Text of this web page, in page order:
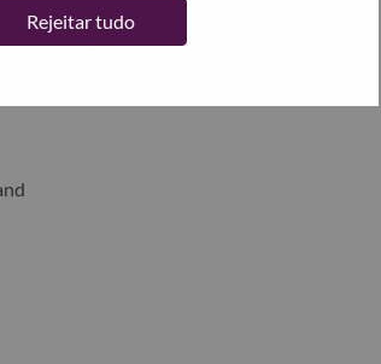
Rejeitar tudo
Veja todos